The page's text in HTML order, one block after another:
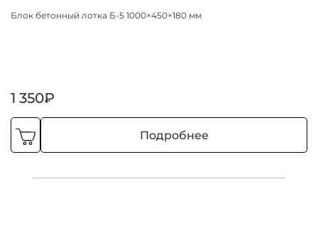
Блок бетонный лотка Б-5 1000×450×180 мм
1 350₽
Подробнее